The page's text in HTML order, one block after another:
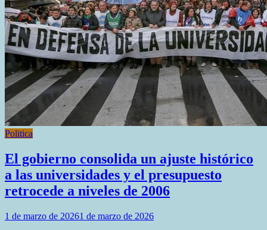
Politica
El gobierno consolida un ajuste histórico
a las universidades y el presupuesto
retrocede a niveles de 2006
1 de marzo de 20261 de marzo de 2026